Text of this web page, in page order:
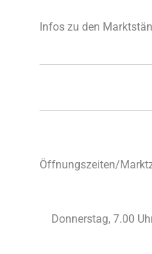
Infos zu den
Öffnungszeiten/
Donnerstag, 7.00